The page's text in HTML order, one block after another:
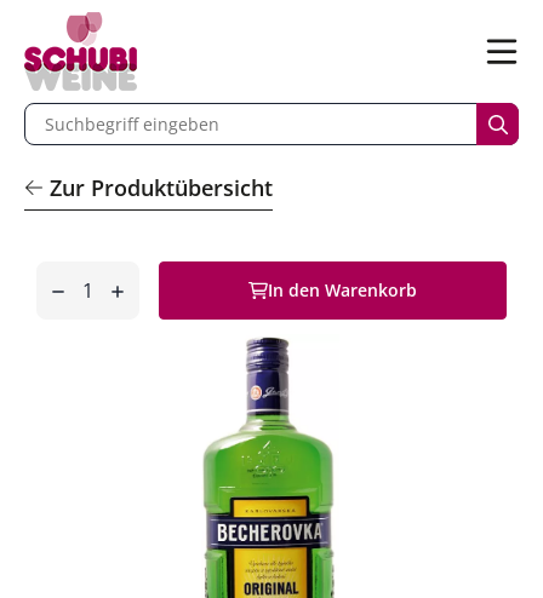
Menü
eingeben
Zur Produktübersicht
In den Warenkorb